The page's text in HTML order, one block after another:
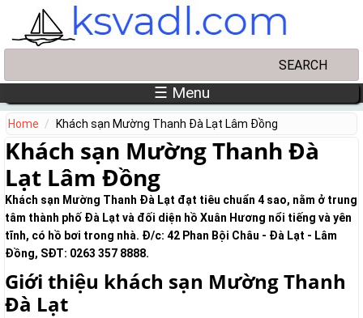
Skip to main content
☰ Menu
Home Khách sạn Mường Thanh Đà Lạt Lâm Đồng
Khách sạn Mường Thanh Đà
Lạt Lâm Đồng
Khách sạn Mường Thanh Đà Lạt đạt tiêu chuẩn 4 sao, nằm ở trung
tâm thành phố Đà Lạt và đối diện hồ Xuân Hương nổi tiếng và yên
tĩnh, có hồ bơi trong nhà. Đ/c: 42 Phan Bội Châu - Đà Lạt - Lâm
Đồng, SĐT: 0263 357 8888.
Giới thiệu khách sạn Mường Thanh
Đà Lạt